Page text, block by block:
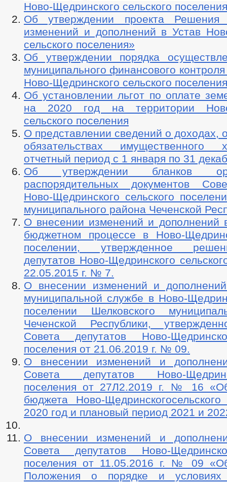
Ново-Щедринского сельского
Об утверждении проекта
изменений и дополнений в Устав
сельского поселения»
Об утверждении порядка
муниципального финансового
Ново-Щедринского сельского поселения
Об установлении льгот по оплате
на 2020 год на территории
сельского поселения
О представлении сведений о доходах,
обязательствах имущественного
отчетный период с 1 января по 31
Об утверждении бланков
распорядительных документов
Ново-Щедринского сельского
муниципального района Чеченской
О внесении изменений и дополнений
бюджетном процессе в Ново-
поселении, утвержденное
депутатов Ново-Щедринского
22.05.2015 г. № 7.
О внесении изменений и
муниципальной службе в Ново-
поселении Шелковского
Чеченской Республики,
Совета депутатов Ново-
поселения от 21.06.2019 г. № 09.
О внесении изменений и
Совета депутатов Ново-
поселения от 27Л2.2019 г. № 16
бюджета Ново-
2020 год и плановый период 2021 и
О внесении изменений и
Совета депутатов Ново-
поселения от 11.05.2016 г. № 09
Положения о порядке и условиях